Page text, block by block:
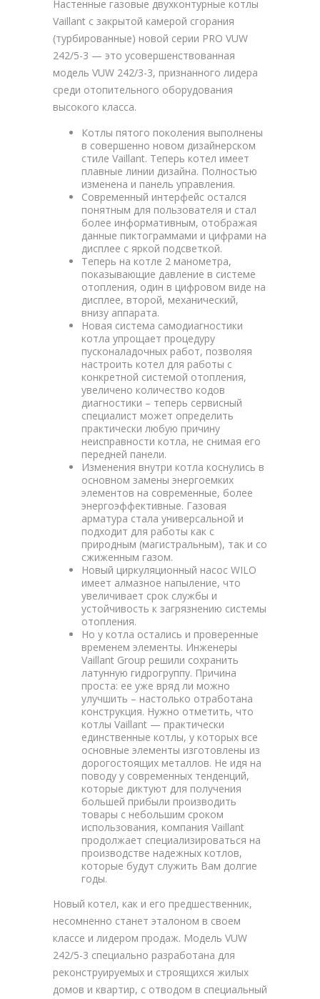
Настенные газовые двухконтурные котлы
Vaillant с закрытой камерой сгорания
(турбированные) новой серии PRO VUW
242/5-3 — это усовершенствованная
модель VUW 242/3-3, признанного лидера
среди отопительного оборудования
высокого класса.
Котлы пятого поколения выполнены
в совершенно новом дизайнерском
стиле Vaillant. Теперь котел имеет
плавные линии дизайна. Полностью
изменена и панель управления.
Современный интерфейс остался
понятным для пользователя и стал
более информативным, отображая
данные пиктограммами и цифрами на
дисплее с яркой подсветкой.
Теперь на котле 2 манометра,
показывающие давление в системе
отопления, один в цифровом виде на
дисплее, второй, механический,
внизу аппарата.
Новая система самодиагностики
котла упрощает процедуру
пусконаладочных работ, позволяя
настроить котел для работы с
конкретной системой отопления,
увеличено количество кодов
диагностики – теперь сервисный
специалист может определить
практически любую причину
неисправности котла, не снимая его
передней панели.
Изменения внутри котла коснулись в
основном замены энергоемких
элементов на современные, более
энергоэффективные. Газовая
арматура стала универсальной и
подходит для работы как с
природным (магистральным), так и со
сжиженным газом.
Новый циркуляционный насос WILO
имеет алмазное напыление, что
увеличивает срок службы и
устойчивость к загрязнению системы
отопления.
Но у котла остались и проверенные
временем элементы. Инженеры
Vaillant Group решили сохранить
латунную гидрогруппу. Причина
проста: ее уже вряд ли можно
улучшить – настолько отработана
конструкция. Нужно отметить, что
котлы Vaillant — практически
единственные котлы, у которых все
основные элементы изготовлены из
дорогостоящих металлов. Не идя на
поводу у современных тенденций,
которые диктуют для получения
большей прибыли производить
товары с небольшим сроком
использования, компания Vaillant
продолжает специализироваться на
производстве надежных котлов,
которые будут служить Вам долгие
годы.
Новый котел, как и его предшественник,
несомненно станет эталоном в своем
классе и лидером продаж. Модель VUW
242/5-3 специально разработана для
реконструируемых и строящихся жилых
домов и квартир, с отводом в специальный